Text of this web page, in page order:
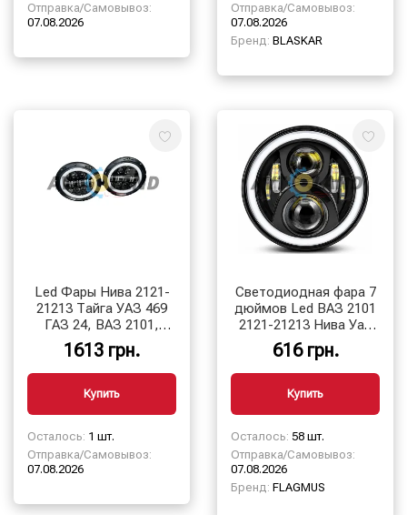
Отправка/Самовывоз:
07.08.2026
Отправка/Самовывоз:
07.08.2026
Бренд: BLASKAR
Led Фары Нива 2121-
21213 Тайга УАЗ 469
ГАЗ 24, ВАЗ 2101,
Хаммер, FJ Cruiser,
w463 Полный круг+
линза
1613 грн.
Купить
Осталось: 1 шт.
Отправка/Самовывоз:
07.08.2026
Светодиодная фара 7
дюймов Led ВАЗ 2101
2121-21213 Нива Уаз
Газ Ваз 60W
616 грн.
Купить
Осталось: 58 шт.
Отправка/Самовывоз:
07.08.2026
Бренд: FLAGMUS